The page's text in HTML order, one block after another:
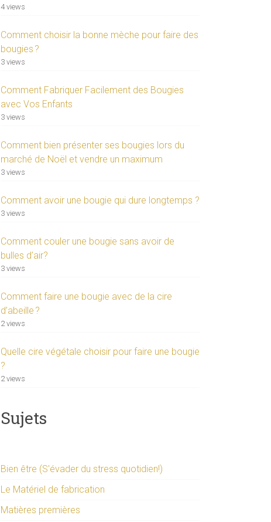
4 views
Comment choisir la bonne mèche pour faire des
bougies ?
3 views
Comment Fabriquer Facilement des Bougies
avec Vos Enfants
3 views
Comment bien présenter ses bougies lors du
marché de Noël et vendre un maximum
3 views
Comment avoir une bougie qui dure longtemps ?
3 views
Comment couler une bougie sans avoir de
bulles d’air?
3 views
Comment faire une bougie avec de la cire
d’abeille ?
2 views
Quelle cire végétale choisir pour faire une bougie
?
2 views
Sujets
Bien être (S'évader du stress quotidien!)
Le Matériel de fabrication
Matières premières